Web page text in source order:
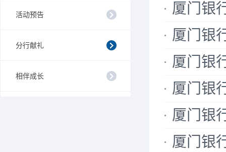
活动预告
分行献礼
相伴成长
厦门银
厦门银
厦门银
厦门银
厦门银
厦门银